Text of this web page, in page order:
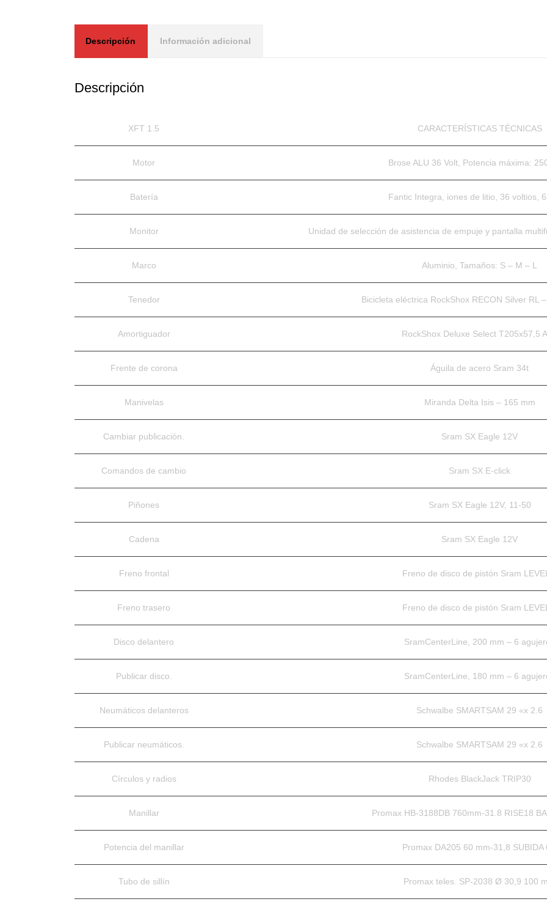
Descripción Información adicional
Descripción
XFT 1.5 CARACTERÍSTICAS TÉCNICAS
Motor Brose ALU 36 Volt, Potencia máxima:
Batería Fantic Integra, iones de litio, 36 voltios,
Monitor Unidad de selección de asistencia de empuje y pantalla
Marco Aluminio, Tamaños: S – M – L
Tenedor Bicicleta eléctrica RockShox RECON Silver RL
Amortiguador RockShox Deluxe Select T205x57,5
Frente de corona Águila de acero Sram 34t
Manivelas Miranda Delta Isis – 165 mm
Cambiar publicación. Sram SX Eagle 12V
Comandos de cambio Sram SX E-click
Piñones Sram SX Eagle 12V, 11-50
Cadena Sram SX Eagle 12V
Freno frontal Freno de disco de pistón Sram
Freno trasero Freno de disco de pistón Sram
Disco delantero SramCenterLine, 200 mm – 6
Publicar disco. SramCenterLine, 180 mm – 6
Neumáticos delanteros Schwalbe SMARTSAM 29 «x 2.6
Publicar neumáticos. Schwalbe SMARTSAM 29 «x 2.6
Círculos y radios Rhodes BlackJack TRIP30
Manillar Promax HB-3188DB 760mm-31.8 RISE18
Potencia del manillar Promax DA205 60 mm-31,8 SUBIDA
Tubo de sillín Promax teles. SP-2038 Ø 30,9 100